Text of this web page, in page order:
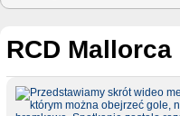
RCD Mallorca